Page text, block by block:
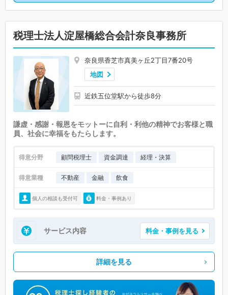
税理士法人淀屋橋総合会計奈良事務所
奈良県香芝市真美ヶ丘2丁目7番20号
地図
近鉄五位堂駅から徒歩8分
謙虚・感謝・報恩をモットーに自利・利他の精神でお客様と職
員、社会に幸福をもたらします。
得意分野 顧問税理士 資金調達 経理・決算
得意業種 不動産 金融 飲食
個人の相談も受付可 料金・事例あり
サービス内容 料金・事例を見る
詳細を見る